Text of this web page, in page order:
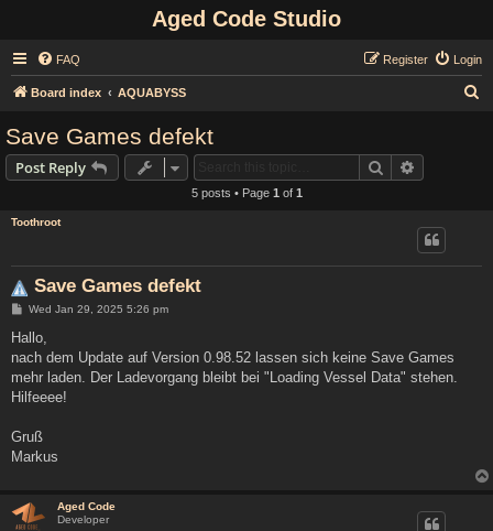
Aged Code Studio
FAQ Login
Register
Board index AQUABYSS
Save Games defekt
Post Reply Search
5 posts • Page 1 of 1
Toothroot
Save Games defekt
P
s
Wed Jan 29, 2025 5:26 pm
Hallo,
nach dem Update auf Version 0.98.52 lassen sich keine Save Games
mehr laden. Der Ladevorgang bleibt bei "Loading Vessel Data" stehen.
Hilfeeee!
Gruß
Markus
Aged Code
Developer